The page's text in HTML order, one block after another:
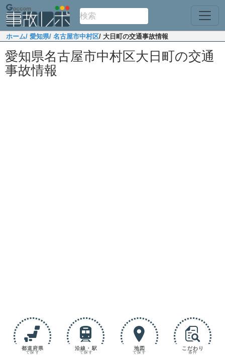
ホーム/ 愛知県/ 名古屋市中村区/ 大日町の交通事故情報
愛知県名古屋市中村区大日町の交通
事故情報
都道府県
で探す
沿線・駅
で探す
地図
で探す
こだわり
条件